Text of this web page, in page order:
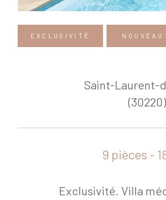
EXCLUSIVITÉ
Saint-Laurent-
(30220)
9 pièces -
Exclusivité. Villa